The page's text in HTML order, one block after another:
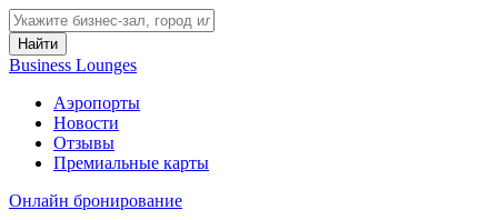
Найти
Business Lounges
Аэропорты
Новости
Отзывы
Премиальные карты
Онлайн бронирование